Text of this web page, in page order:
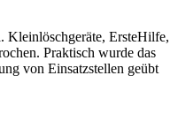
Kleinlöschgeräte, ErsteHilfe,
Praktisch wurde das
von Einsatzstellen geübt